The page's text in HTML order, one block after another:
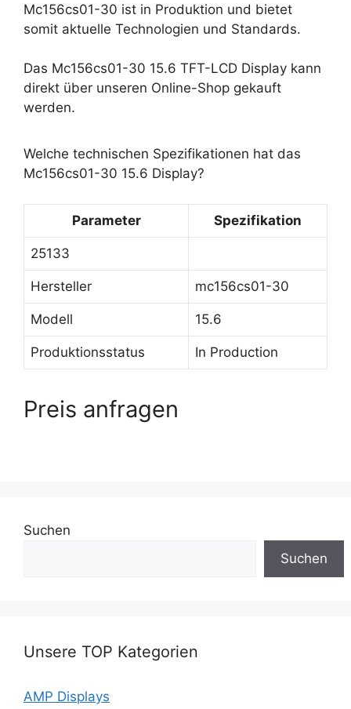
Mc156cs01-30 ist in Produktion und bietet
somit aktuelle Technologien und Standards.
Das Mc156cs01-30 15.6 TFT-LCD Display kann
direkt über unseren Online-Shop gekauft
werden.
Welche technischen Spezifikationen hat das
Mc156cs01-30 15.6 Display?
Parameter Spezifikation
25133
Hersteller mc156cs01-30
Modell 15.6
Produktionsstatus In Production
Preis anfragen
Suchen
Suchen
Unsere TOP Kategorien
AMP Displays